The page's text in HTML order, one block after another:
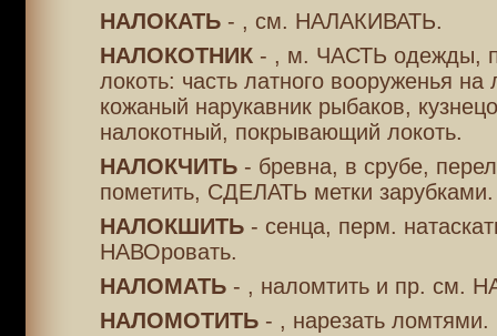
НАЛОКАТЬ- , см. НАЛАКИВАТЬ.
НАЛОКОТНИК- , м. ЧАСТЬ одежды,
локоть: часть латного вооруженья на
кожаный нарукавник рыбаков,
налокотный, покрывающий локоть.
НАЛОКЧИТЬ- бревна, в срубе,
пометить, СДЕЛАТЬ метки зарубками.
НАЛОКШИТЬ- сенца, перм.
НАВОровать.
НАЛОМАТЬ- , наломтить и пр. см.
НАЛОМОТИТЬ- , нарезать ломтями.